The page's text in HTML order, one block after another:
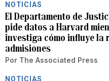
NOTICIAS
El Departamento de
pide datos a Harvard
investiga cómo influye la
admisiones
Por The Associated Press
NOTICIAS